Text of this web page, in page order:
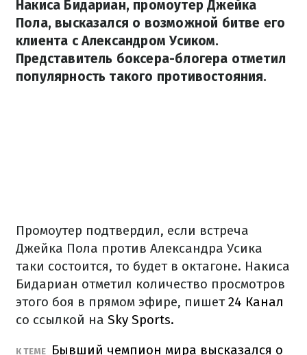
Накиса Бидариан, промоутер Джейка
Пола, высказался о возможной битве его
клиента с Александром Усиком.
Представитель боксера-блогера отметил
популярность такого противостояния.
Промоутер подтвердил, если встреча
Джейка Пола против Александра Усика
таки состоится, то будет в октагоне. Накиса
Бидариан отметил количество просмотров
этого боя в прямом эфире, пишет24 Канал
со ссылкой на Sky Sports.
К ТЕМЕ
Бывший чемпион мира высказался о